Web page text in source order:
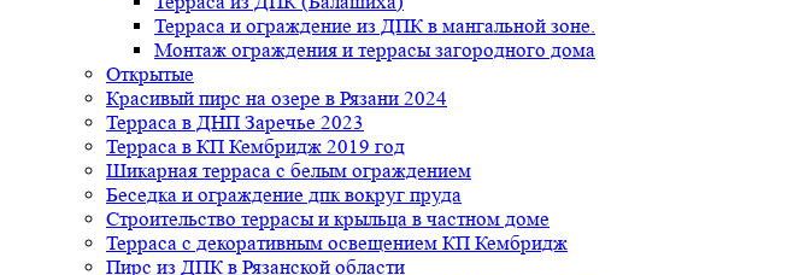
Терраса и ограждение из ДПК в мангальной зоне.
Монтаж ограждения и террасы загородного дома
Открытые
Красивый пирс на озере в Рязани 2024
Терраса в ДНП Заречье 2023
Терраса в КП Кембридж 2019 год
Шикарная терраса с белым ограждением
Беседка и ограждение дпк вокруг пруда
Строительство террасы и крыльца в частном доме
Терраса с декоративным освещением КП Кембридж
Пирс из ДПК в Рязанской области